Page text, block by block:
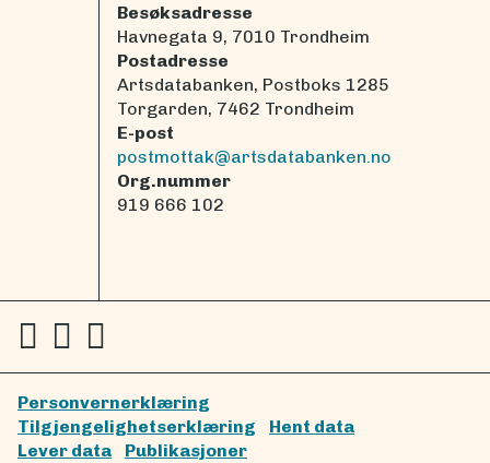
Besøksadresse
Havnegata 9, 7010 Trondheim
Postadresse
Artsdatabanken, Postboks 1285
Torgarden, 7462 Trondheim
E-post
postmottak@artsdatabanken.no
Org.nummer
919 666 102
Personvernerklæring
Tilgjengelighetserklæring
Hent data
Lever data
Publikasjoner